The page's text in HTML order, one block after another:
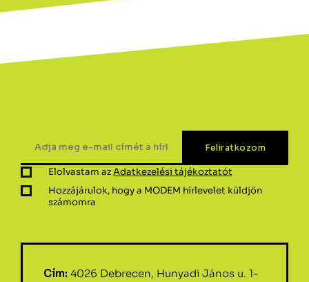
Elolvastam azAdatkezelési tájékoztatót
Hozzájárulok, hogy a MODEM hírlevelet küldjön
számomra
Cím: 4026 Debrecen, Hunyadi János u. 1-